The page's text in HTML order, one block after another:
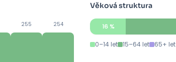
255 254
Věková struktura
16%
0–14 let 15–64 let 65+ let